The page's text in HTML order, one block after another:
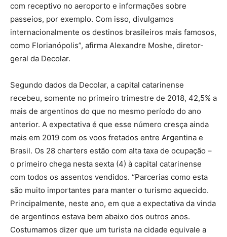
com receptivo no aeroporto e informações sobre
passeios, por exemplo. Com isso, divulgamos
internacionalmente os destinos brasileiros mais famosos,
como Florianópolis”, afirma Alexandre Moshe, diretor-
geral da Decolar.
Segundo dados da Decolar, a capital catarinense
recebeu, somente no primeiro trimestre de 2018, 42,5% a
mais de argentinos do que no mesmo período do ano
anterior. A expectativa é que esse número cresça ainda
mais em 2019 com os voos fretados entre Argentina e
Brasil. Os 28 charters estão com alta taxa de ocupação –
o primeiro chega nesta sexta (4) à capital catarinense
com todos os assentos vendidos. “Parcerias como esta
são muito importantes para manter o turismo aquecido.
Principalmente, neste ano, em que a expectativa da vinda
de argentinos estava bem abaixo dos outros anos.
Costumamos dizer que um turista na cidade equivale a